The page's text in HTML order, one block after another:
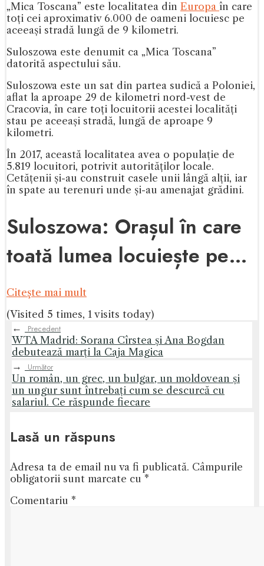
„Mica Toscana” este localitatea din Europa în care
toți cei aproximativ 6.000 de oameni locuiesc pe
aceeași stradă lungă de 9 kilometri.
Suloszowa este denumit ca „Mica Toscana”
datorită aspectului său.
Suloszowa este un sat din partea sudică a Poloniei,
aflat la aproape 29 de kilometri nord-vest de
Cracovia, în care toți locuitorii acestei localități
stau pe aceeași stradă, lungă de aproape 9
kilometri.
În 2017, această localitatea avea o populație de
5.819 locuitori, potrivit autorităților locale.
Cetățenii și-au construit casele unii lângă alții, iar
în spate au terenuri unde și-au amenajat grădini.
Suloszowa: Orașul în care
toată lumea locuiește pe…
Citeşte mai mult
(Visited 5 times, 1 visits today)
←
Precedent
WTA Madrid: Sorana Cîrstea și Ana Bogdan
debutează marți la Caja Magica
→
Următor
Un român, un grec, un bulgar, un moldovean și
un ungur sunt întrebați cum se descurcă cu
salariul. Ce răspunde fiecare
Lasă un răspuns
Adresa ta de email nu va fi publicată. Câmpurile
obligatorii sunt marcate cu *
Comentariu *